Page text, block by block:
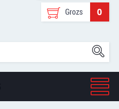
Grozs 0